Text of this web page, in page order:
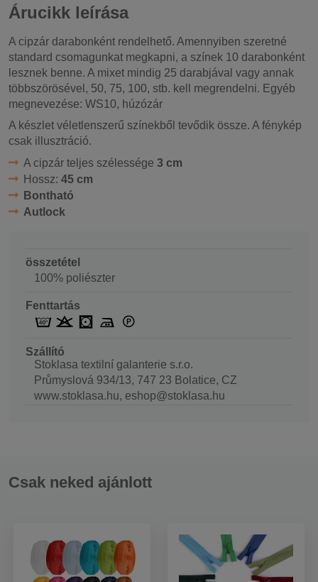
Árucikk leírása
A cipzár darabonként rendelhető. Amennyiben szeretné
standard csomagunkat megkapni, a színek 10 darabonként
lesznek benne. A mixet mindig 25 darabjával vagy annak
többszörösével, 50, 75, 100, stb. kell megrendelni. Egyéb
megnevezése: WS10, húzózár
A készlet véletlenszerű színekből tevődik össze. A fénykép
csak illusztráció.
A cipzár teljes szélessége 3 cm
Hossz: 45 cm
Bontható
Autlock
összetétel
100% poliészter
Fenttartás
Szállító
Stoklasa textilní galanterie s.r.o.
Průmyslová 934/13, 747 23 Bolatice, CZ
www.stoklasa.hu, eshop@stoklasa.hu
Csak neked ajánlott